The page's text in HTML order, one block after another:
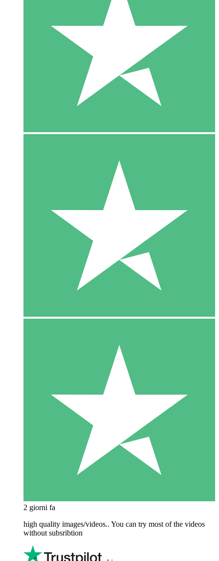
2 giorni fa
high quality images/videos.. You can try most of the videos
without subsribtion